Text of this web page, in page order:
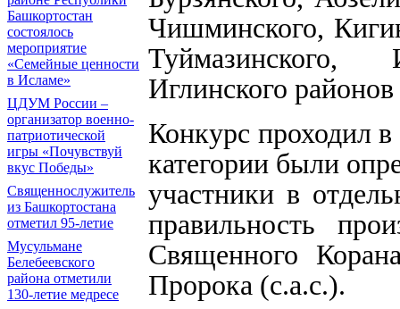
Башкортостан
состоялось
мероприятие
«Семейные ценности
в Исламе»
ЦДУМ России –
организатор военно-
патриотической
игры «Почувствуй
вкус Победы»
Священнослужитель
из Башкортостана
отметил 95-летие
Мусульмане
Белебеевского
района отметили
130-летие медресе
Чишминского,
Туймазинского,
Иглинского
Конкурс проходил
категории были
участники в
правильность
Священного
Пророка (с.а.с.).